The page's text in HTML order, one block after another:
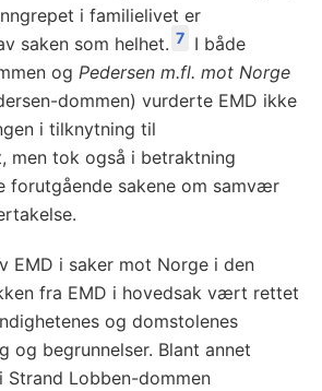
i familielivet er
saken som helhet. 7 I både
og Pedersen m.fl. mot Norge
dommen) vurderte EMD ikke
i tilknytning til
men tok også i betraktning
forutgående sakene om samvær
EMD i saker mot Norge i den
fra EMD i hovedsak vært rettet
og domstolenes
og begrunnelser. Blant annet
Strand Lobben-dommen